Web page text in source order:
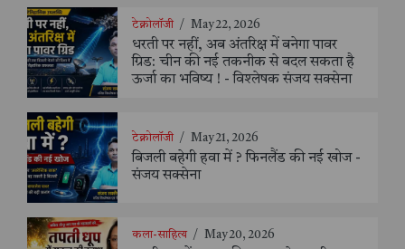
टेक्नोलॉजी / May 22, 2026
धरती पर नहीं, अब अंतरिक्ष में बनेगा पावर
ग्रिड: चीन की नई तकनीक से बदल सकता है
ऊर्जा का भविष्य ! - विश्लेषक संजय सक्सेना
टेक्नोलॉजी / May 21, 2026
बिजली बहेगी हवा में ? फिनलैंड की नई खोज -
संजय सक्सेना
कला-साहित्य / May 20, 2026